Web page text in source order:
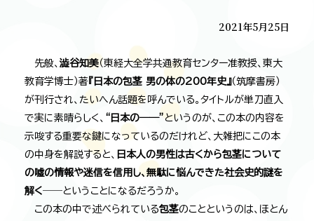
2021年5月25日
先般、 澁谷知美（東経大全学共通教育センター准教授、東大
教育学博士）著『日本の包茎 男の体の200年史』 （筑摩書房）
が刊行され、たいへん話題を呼んでいる。タイトルが単刀直入
で実に素晴らしく、 “日本の――”というのが、この本の内容を
示唆する重要な鍵になっているのだけれど、大雑把にこの本
の中身を解説すると、 日本人の男性は古くから包茎について
の嘘の情報や迷信を信用し、無駄に悩んできた社会史的謎を
解く――ということになるだろうか。
この本の中で述べられている包茎のことというのは、ほとん